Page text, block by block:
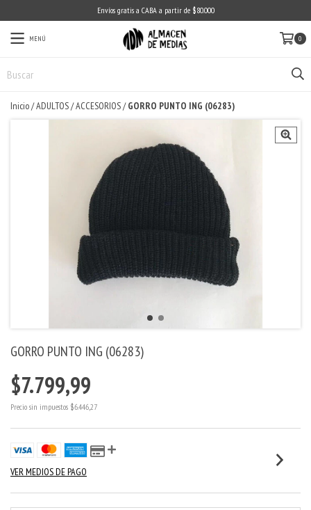
Envíos gratis a CABA a partir de $80.000
MENÚ 0
Inicio/ADULTOS/ACCESORIOS/ GORRO PUNTO ING (06283)
GORRO PUNTO ING (06283)
$7.799,99
Precio sin impuestos $6.446,27
VER MEDIOS DE PAGO